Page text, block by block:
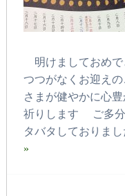
明けましておめ
つつがなくお迎え
さまが健やかに心
祈りします ご多分
タバタしておりま
»